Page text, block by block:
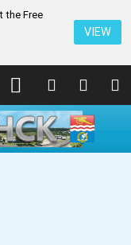
the Free
VIEW